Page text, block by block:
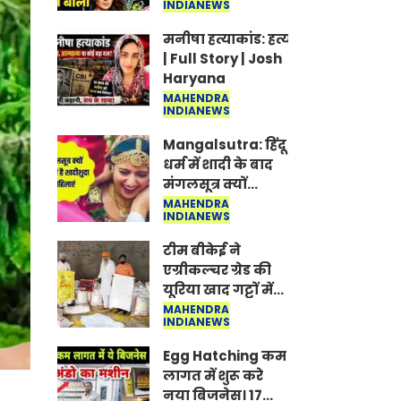
Jantar-Mantar |
CJP protest
INDIANEWS
मनीषा हत्याकांड: हत्या, आत्महत्या या
| Full Story | Josh
Haryana
MAHENDRA
INDIANEWS
Mangalsutra: हिंदू
धर्म में शादी के बाद
मंगलसूत्र क्यों
पहनती है महिलाएं,
किसने शुरु की ये
परंपरा
MAHENDRA
INDIANEWS
टीम बीकेई ने
एग्रीकल्चर ग्रेड की
यूरिया खाद गट्टों में
बदलकर टेक्निकल
ग्रेड में बेचने वालों पर
करवाई कार्रवाई:
लखविंदर सिंह
औलख
MAHENDRA
INDIANEWS
Egg Hatching कम
लागत में शुरू करे
नया बिजनेस। 17